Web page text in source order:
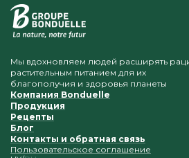
Мы вдохновляем людей расширять
растительным питанием для их
благополучия и здоровья планеты
Компания Bonduelle
Продукция
Рецепты
Блог
Контакты и обратная связь
Пользовательское соглашение